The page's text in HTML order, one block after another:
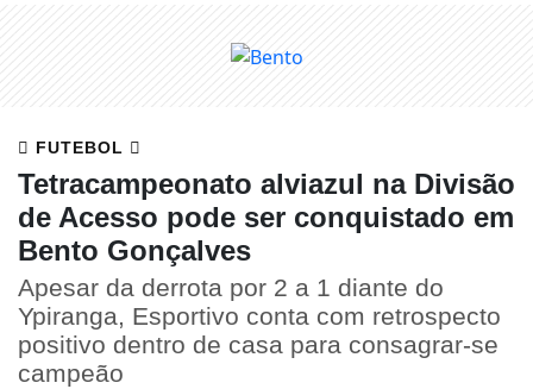
FUTEBOL
Tetracampeonato alviazul na Divisão
de Acesso pode ser conquistado em
Bento Gonçalves
Apesar da derrota por 2 a 1 diante do
Ypiranga, Esportivo conta com retrospecto
positivo dentro de casa para consagrar-se
campeão